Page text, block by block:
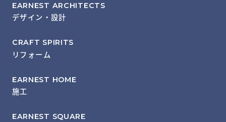
EARNEST ARCHITECTS
デザイン・設計
CRAFT SPIRITS
リフォーム
EARNEST HOME
施工
EARNEST SQUARE